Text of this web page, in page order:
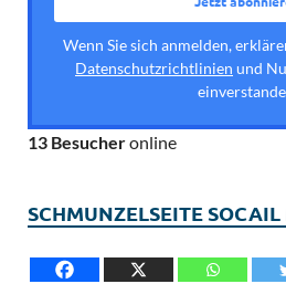
Wenn Sie sich anmelden,
Datenschutzrichtlinien und
13 Besucheronline
SCHMUNZELSEITE